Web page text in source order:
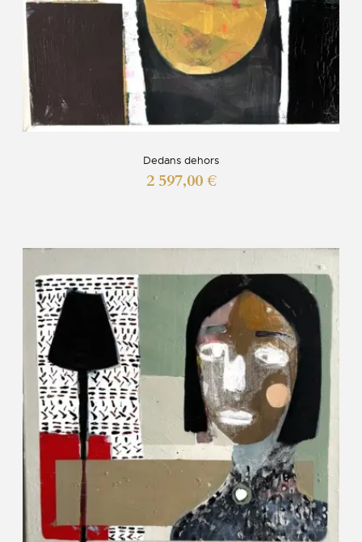
Dedans dehors
2 597,00€